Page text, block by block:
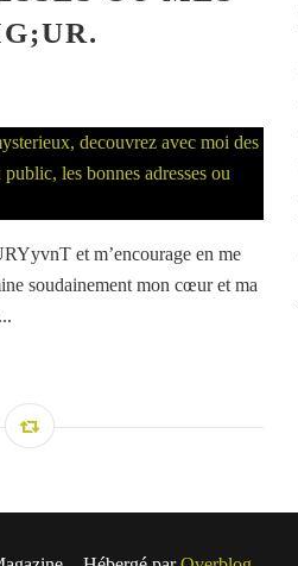
et m’encourage en me
soudainement mon cœur et ma